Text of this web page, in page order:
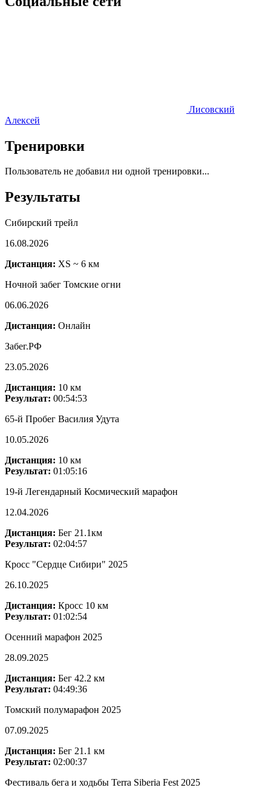
Лисовский
Алексей
Тренировки
Пользователь не добавил ни одной тренировки...
Результаты
Сибирский трейл
16.08.2026
Дистанция: XS ~ 6 км
Ночной забег Томские огни
06.06.2026
Дистанция: Онлайн
Забег.РФ
23.05.2026
Дистанция: 10 км
Результат: 00:54:53
65-й Пробег Василия Удута
10.05.2026
Дистанция: 10 км
Результат: 01:05:16
19-й Легендарный Космический марафон
12.04.2026
Дистанция: Бег 21.1км
Результат: 02:04:57
Кросс "Сердце Сибири" 2025
26.10.2025
Дистанция: Кросс 10 км
Результат: 01:02:54
Осенний марафон 2025
28.09.2025
Дистанция: Бег 42.2 км
Результат: 04:49:36
Томский полумарафон 2025
07.09.2025
Дистанция: Бег 21.1 км
Результат: 02:00:37
Фестиваль бега и ходьбы Terra Siberia Fest 2025